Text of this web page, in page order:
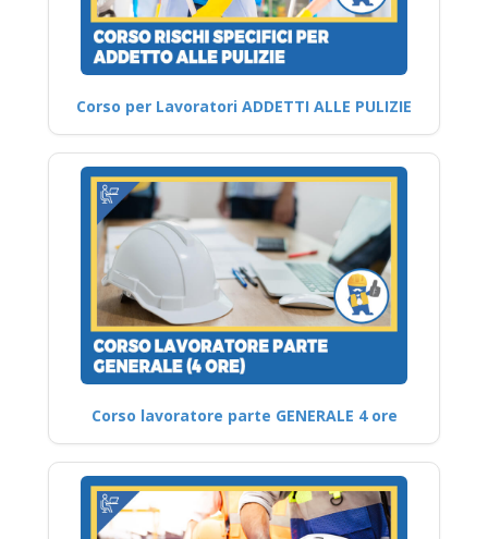
Corso per Lavoratori ADDETTI ALLE PULIZIE
Corso lavoratore parte GENERALE 4 ore